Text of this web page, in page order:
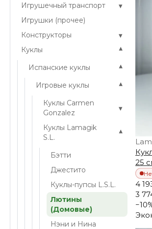
Игрушечный транспорт
▾
Игрушки (прочее)
Конструкторы
▾
Куклы ▾
Испанские куклы ▾
Игровые куклы ▾
Куклы Carmen
Gonzalez
▾
Куклы Lamagik
S.L.
▾
Бэтти
Джестито
Куклы-пупсы L.S.L.
Лютины
(Домовые)
Нэни и Нина
25
4
3
−10